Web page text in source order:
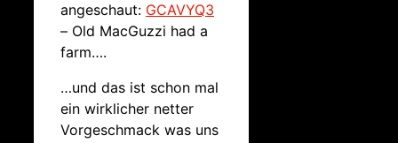
angeschaut: GCAVYQ3
– Old MacGuzzi had a
farm….
…und das ist schon mal
ein wirklicher netter
Vorgeschmack was uns